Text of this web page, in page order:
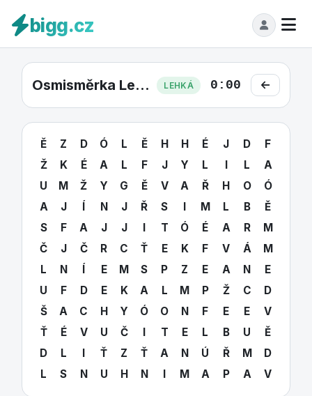
bigg.cz
Osmisměrka Lehká #39 LEHKÁ 0:00
Ě Z D Ó L Ě H H É J D
F
Ž
K É A L F J Y L I L
A
U
M Ž Y G Ě V A Ř H O
Ó
A
J Í N J Ř S I M L B
Ě
S
F A J J I T Ó É A R
M
Č
J Č R C Ť E K F V Á
M
L
N Í E M S P Z E A N
E
U
F D E K A L M P Ž C
D
Š
A C H Y Ó O N F E E
V
Ť
É V U Č I T E L B U
Ě
D
L I Ť Z Ť A N Ú Ř M
D
L
S N U H N I M A P A V